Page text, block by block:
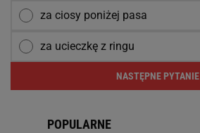
za ciosy poniżej pasa
za ucieczkę z ringu
NASTĘPNE PYTANIE
POPULARNE